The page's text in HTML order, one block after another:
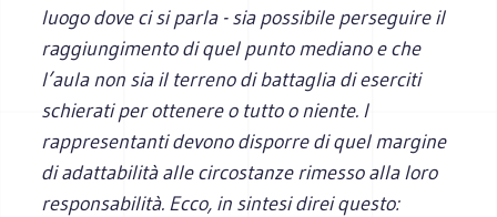
luogo dove ci si parla - sia possibile perseguire il
raggiungimento di quel punto mediano e che
l’aula non sia il terreno di battaglia di eserciti
schierati per ottenere o tutto o niente. I
rappresentanti devono disporre di quel margine
di adattabilità alle circostanze rimesso alla loro
responsabilità. Ecco, in sintesi direi questo: